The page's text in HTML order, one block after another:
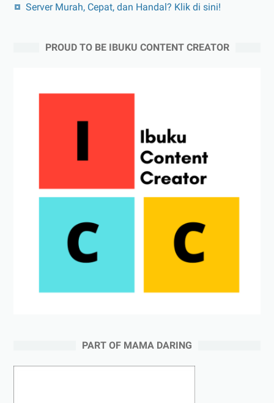
Server Murah, Cepat, dan Handal? Klik di sini!
PROUD TO BE IBUKU CONTENT CREATOR
PART OF MAMA DARING